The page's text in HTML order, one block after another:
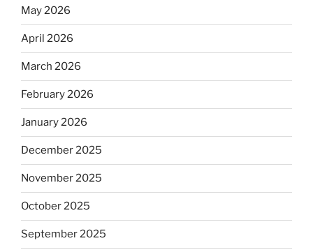
May 2026
April 2026
March 2026
February 2026
January 2026
December 2025
November 2025
October 2025
September 2025